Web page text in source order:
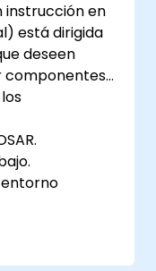
instrucción en
está dirigida
deseen
componentes
entorno